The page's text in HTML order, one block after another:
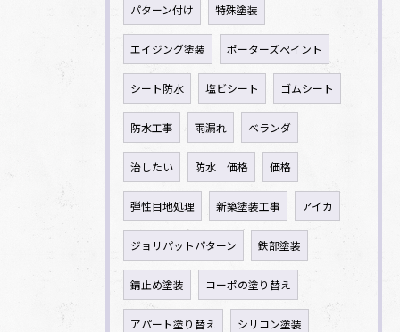
パターン付け 特殊塗装
エイジング塗装 ポーターズペイント
シート防水 塩ビシート ゴムシート
防水工事 雨漏れ ベランダ
治したい 防水 価格 価格
弾性目地処理 新築塗装工事 アイカ
ジョリパットパターン 鉄部塗装
錆止め塗装 コーポの塗り替え
アパート塗り替え シリコン塗装